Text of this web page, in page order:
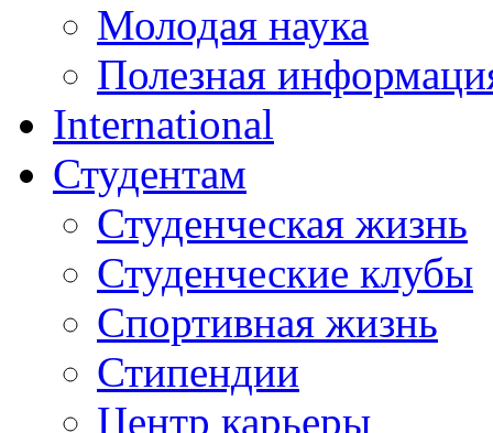
Молодая наука
Полезная
International
Студентам
Студенческая жизнь
Студенческие клубы
Спортивная жизнь
Стипендии
Центр карьеры